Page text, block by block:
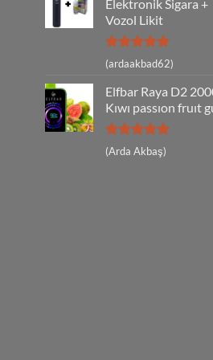
Elektronik Sigara +
Vozol Likit
5 üzerinden
5
(ardaakbad62)
Elfbar Raya D2
Kıwı passıon fruıt
5 üzerinden
5
(Arda Akbaş)